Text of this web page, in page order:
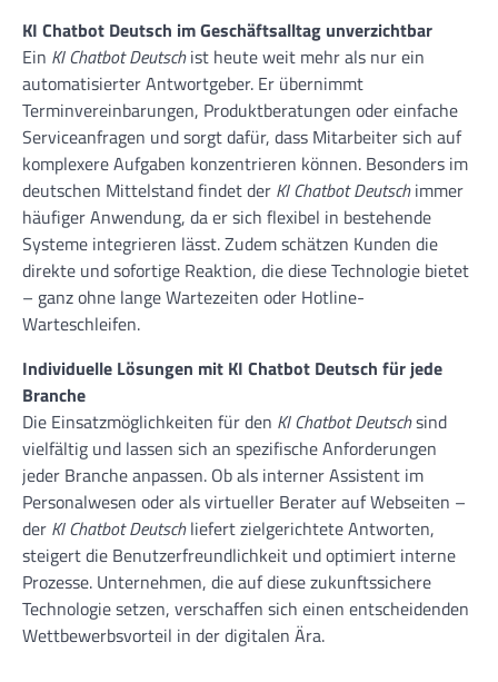
KI Chatbot Deutsch im Geschäftsalltag unverzichtbar
Ein KI Chatbot Deutschist heute weit mehr als nur ein
automatisierter Antwortgeber. Er übernimmt
Terminvereinbarungen, Produktberatungen oder einfache
Serviceanfragen und sorgt dafür, dass Mitarbeiter sich auf
komplexere Aufgaben konzentrieren können. Besonders im
deutschen Mittelstand findet der KI Chatbot Deutschimmer
häufiger Anwendung, da er sich flexibel in bestehende
Systeme integrieren lässt. Zudem schätzen Kunden die
direkte und sofortige Reaktion, die diese Technologie bietet
– ganz ohne lange Wartezeiten oder Hotline-
Warteschleifen.
Individuelle Lösungen mit KI Chatbot Deutsch für jede
Branche
Die Einsatzmöglichkeiten für den KI Chatbot Deutschsind
vielfältig und lassen sich an spezifische Anforderungen
jeder Branche anpassen. Ob als interner Assistent im
Personalwesen oder als virtueller Berater auf Webseiten –
der KI Chatbot Deutschliefert zielgerichtete Antworten,
steigert die Benutzerfreundlichkeit und optimiert interne
Prozesse. Unternehmen, die auf diese zukunftssichere
Technologie setzen, verschaffen sich einen entscheidenden
Wettbewerbsvorteil in der digitalen Ära.